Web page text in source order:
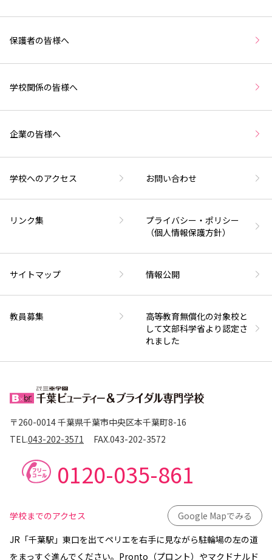
保護者の皆様へ
学校関係の皆様へ
企業の皆様へ
学校へのアクセス お問い合わせ
リンク集
プライバシー・ポリシー
（個人情報保護方針）
サイトマップ 情報公開
教員募集
高等教育無償化の対象校と
して文部科学省より認定さ
れました
〒260-0014 千葉県千葉市中央区本千葉町8-16
TEL.043-202-3571 FAX.043-202-3572
0120-035-861
学校までのアクセス
Google Mapでみる
JR「千葉駅」東口を出てペリエを右手に見ながら駐輪場の左の道
をまっすぐ進んでください。Pronto（プロント）やマクドナルド